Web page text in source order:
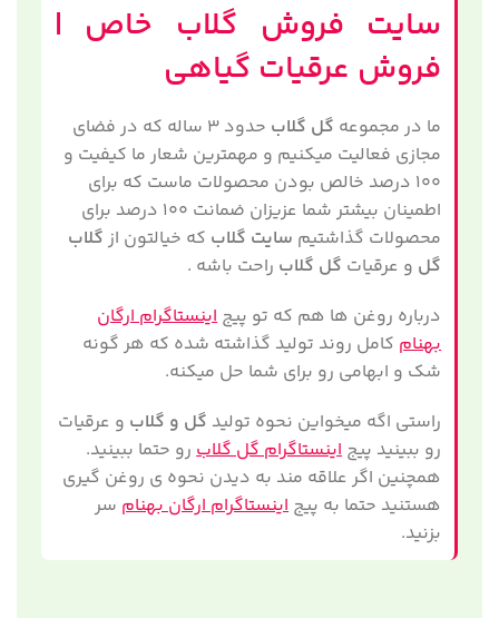
خارمریم و..
✅بهترین درمان طبیعی کبد چرب
تضمین درمان ارسال سریع
سایت فروش گلاب خاص |
فروش عرقیات گیاهی
ما در مجموعه گل گلاب
حدود ۳ ساله که در فضای
مجازی فعالیت میکنیم و مهمترین شعار ما کیفیت و
۱۰۰ درصد خالص بودن محصولات ماست که برای
اطمینان بیشتر شما عزیزان ضمانت ۱۰۰ درصد برای
محصولات گذاشتیم سایت گلاب که خیالتون از گلاب
گل و عرقیات گل گلاب راحت باشه .
درباره روغن ها هم که تو پیجاینستاگرام ارگان
بهنام کامل روند تولید گذاشته شده که هر گونه
شک و ابهامی رو برای شما حل میکنه.
راستی اگه میخواین نحوه تولید گل و گلاب و عرقیات
رو ببینید پیجاینستاگرام گل گلابرو حتما ببینید.
همچنین اگر علاقه مند به دیدن نحوه ی روغن گیری
هستنید حتما به پیجاینستاگرام ارگان بهنام سر
بزنید.